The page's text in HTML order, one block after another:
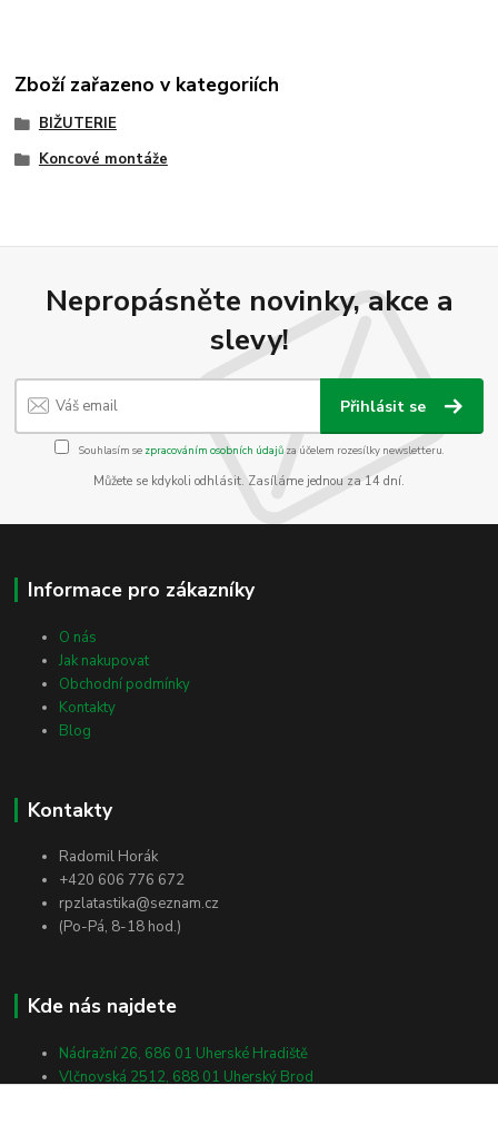
Zboží zařazeno v kategoriích
BIŽUTERIE
Koncové montáže
Nepropásněte novinky, akce a
slevy!
Přihlásit se
Souhlasím se zpracováním osobních údajůza účelem rozesílky newsletteru.
Můžete se kdykoli odhlásit. Zasíláme jednou za 14 dní.
Informace pro zákazníky
O nás
Jak nakupovat
Obchodní podmínky
Kontakty
Blog
Kontakty
Radomil Horák
+420 606 776 672
rpzlatastika@seznam.cz
(Po-Pá, 8-18 hod.)
Kde nás najdete
Nádražní 26, 686 01 Uherské Hradiště
Vlčnovská 2512, 688 01 Uherský Brod